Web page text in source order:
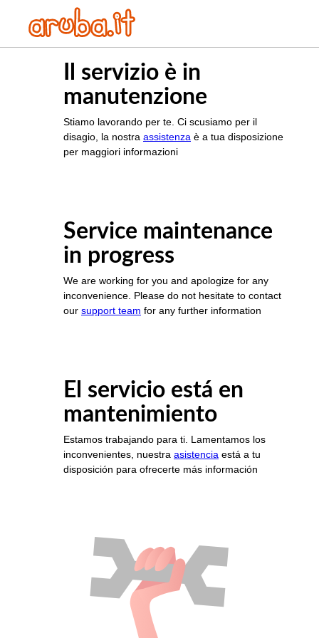
Il servizio è in
manutenzione
Stiamo lavorando per te. Ci scusiamo per il
disagio, la nostra assistenza è a tua disposizione
per maggiori informazioni
Service maintenance
in progress
We are working for you and apologize for any
inconvenience. Please do not hesitate to contact
our support team for any further information
El servicio está en
mantenimiento
Estamos trabajando para ti. Lamentamos los
inconvenientes, nuestra asistencia está a tu
disposición para ofrecerte más información